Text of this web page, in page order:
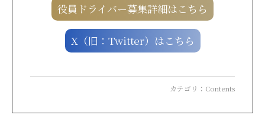
役員ドライバー募集詳細はこちら
X（旧：Twitter）はこちら
カテゴリ： Contents